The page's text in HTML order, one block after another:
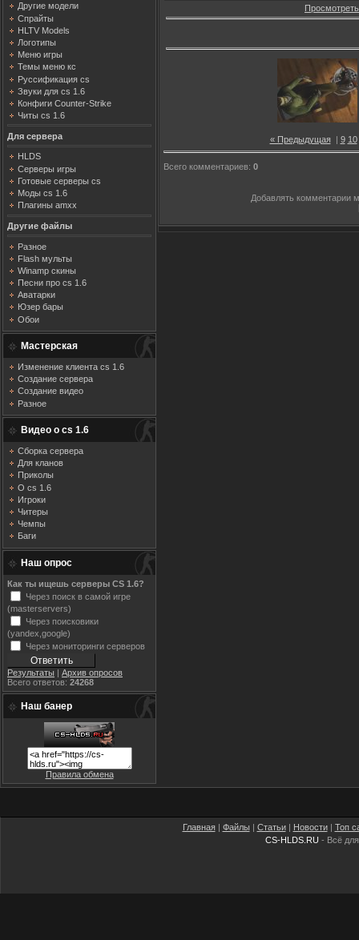
Другие модели
Спрайты
HLTV Models
Логотипы
Меню игры
Темы меню кс
Руссификация cs
Звуки для cs 1.6
Конфиги Counter-Strike
Читы cs 1.6
Для сервера
HLDS
Серверы игры
Готовые серверы cs
Моды cs 1.6
Плагины amxx
Другие файлы
Разное
Flash мульты
Winamp скины
Песни про cs 1.6
Аватарки
Юзер бары
Обои
Мастерская
Изменение клиента cs 1.6
Создание сервера
Создание видео
Разное
Видео о cs 1.6
Сборка сервера
Для кланов
Приколы
О cs 1.6
Игроки
Читеры
Чемпы
Баги
Наш опрос
Как ты ищешь серверы CS 1.6?
Через поиск в самой игре
(masterservers)
Через поисковики
(yandex,google)
Через мониторинги серверов
Результаты | Архив опросов
Всего ответов: 24268
Наш банер
Правила обмена
« Предыдущая| 9 10
Всего комментариев: 0
Добавлять комментарии
Главная| Файлы | Статьи| Новости| Топ
CS-HLDS.RU - Всё